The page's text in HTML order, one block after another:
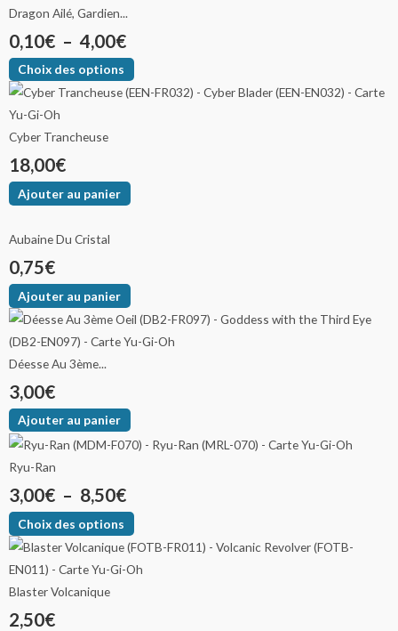
Dragon Ailé, Gardien...
0,10€ – 4,00€
Choix des options
Cyber Trancheuse
18,00€
Ajouter au panier
Aubaine Du Cristal
0,75€
Ajouter au panier
Déesse Au 3ème...
3,00€
Ajouter au panier
Ryu-Ran
3,00€ – 8,50€
Choix des options
Blaster Volcanique
2,50€